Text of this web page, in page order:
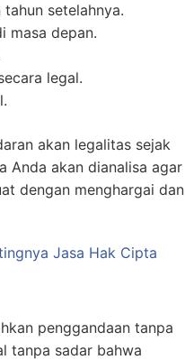
setelahnya.
masa depan.
legal.
akan legalitas sejak
Anda akan dianalisa agar
dengan menghargai dan
Jasa Hak Cipta
penggandaan tanpa
tanpa sadar bahwa